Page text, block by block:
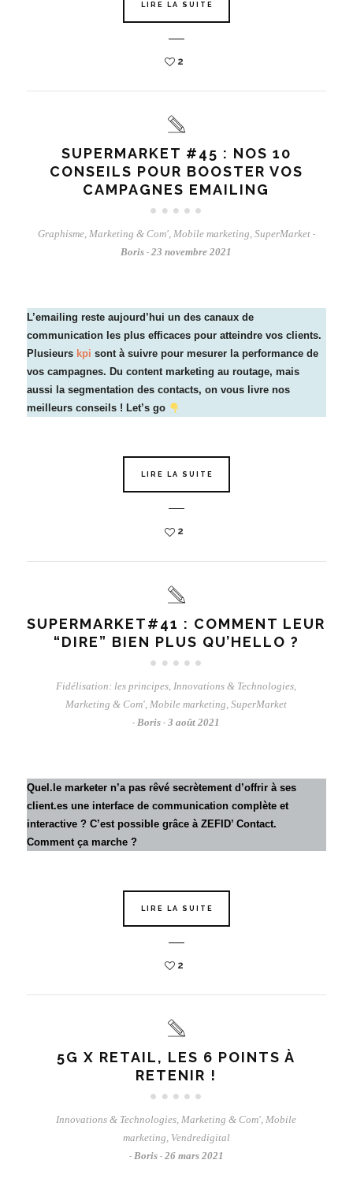
LIRE LA SUITE
2
SUPERMARKET #45 : NOS 10
CONSEILS POUR BOOSTER VOS
CAMPAGNES EMAILING
Graphisme, Marketing & Com', Mobile marketing, SuperMarket -
Boris - 23 novembre 2021
L’emailing reste aujourd’hui un des canaux de
communication les plus efficaces pour atteindre vos clients.
Plusieurs kpi sont à suivre pour mesurer la performance de
vos campagnes. Du content marketing au routage, mais
aussi la segmentation des contacts, on vous livre nos
meilleurs conseils ! Let’s go
LIRE LA SUITE
2
SUPERMARKET#41 : COMMENT LEUR
“DIRE” BIEN PLUS QU’HELLO ?
Fidélisation: les principes Innovations & Technologies
Marketing & Com' Mobile marketing ,SuperMarket
- Boris - 3 août 2021
Quel.le marketer n’a pas rêvé secrètement d’offrir à ses
client.es une interface de communication complète et
interactive ? C’est possible grâce à ZEFID’ Contact.
Comment ça marche ?
LIRE LA SUITE
2
5G X RETAIL, LES 6 POINTS À
RETENIR !
Innovations & Technologies Marketing & Com' Mobile
marketing Vendredigital
- Boris - 26 mars 2021